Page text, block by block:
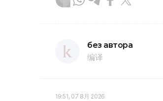
без автора
编译
19:51, 07 8月 2026